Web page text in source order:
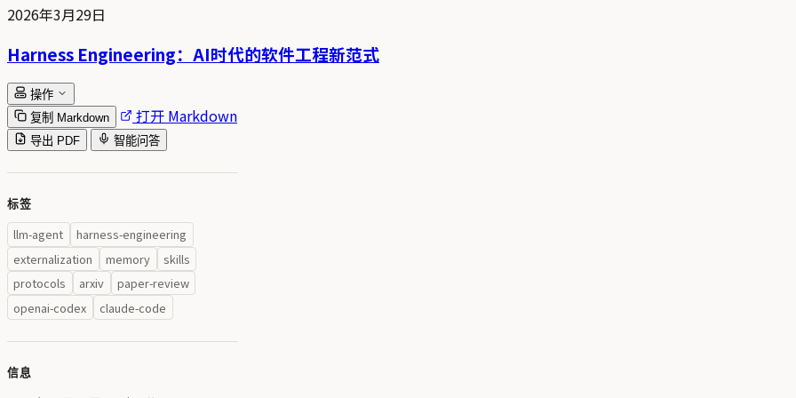
2026年3月29日
Harness Engineering：AI时代的软件工程新范式
操作
复制 Markdown
打开 Markdown
导出 PDF 智能问答
标签
llm-agent
harness-engineering
externalization
memory
skills
protocols
arxiv
paper-review
openai-codex
claude-code
信息